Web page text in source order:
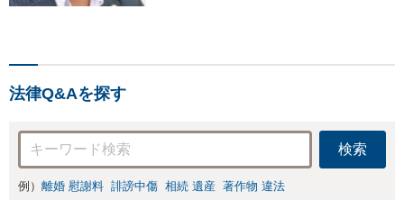
法律Q&Aを探す
検索
例） 離婚 慰謝料 誹謗中傷 相続 遺産 著作物 違法